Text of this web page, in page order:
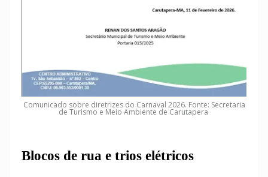
Comunicado sobre diretrizes do Carnaval 2026. Fonte: Secretaria
de Turismo e Meio Ambiente de Carutapera
Blocos de rua e trios elétricos